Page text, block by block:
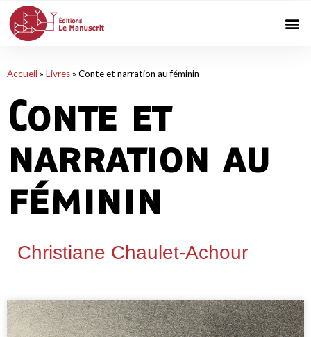
Accueil » Livres» Conte et narration au féminin
Conte et
narration au
féminin
Christiane Chaulet-Achour